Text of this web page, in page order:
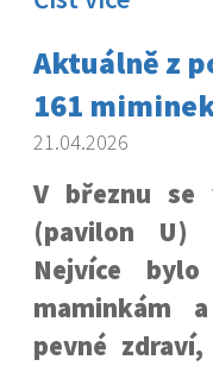
Aktuálně z
161
21.04.2026
V březnu se
(pavilon U)
Nejvíce
maminkám
pevné